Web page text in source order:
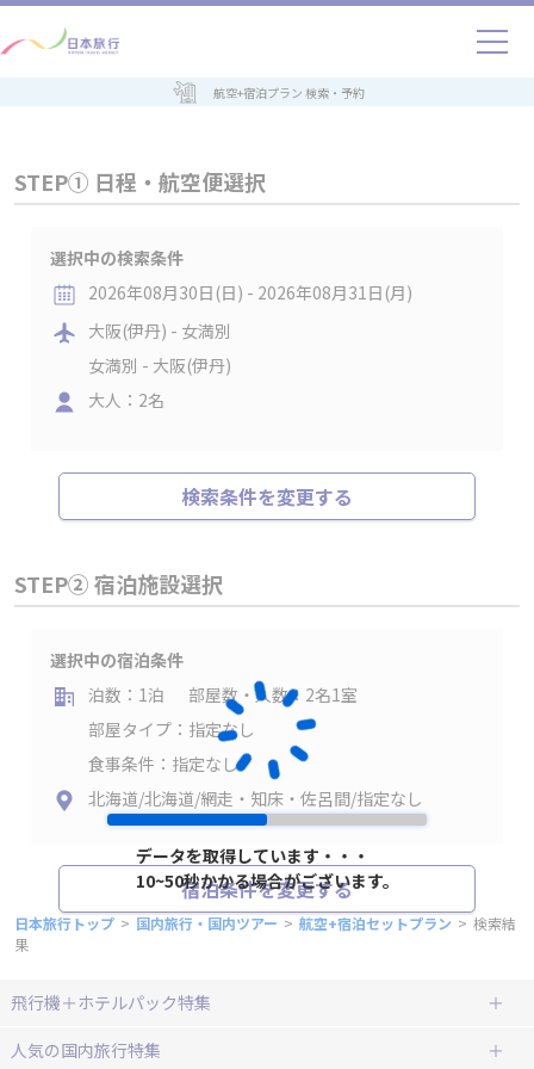
航空+宿泊プラン 検索・予約
データを取得しています・・・
10~50秒かかる場合がございます。
STEP① 日程・航空便選択
選択中の検索条件
2026年08月30日(日) - 2026年08月31日(月)
大阪(伊丹) - 女満別
女満別 - 大阪(伊丹)
大人：2名
検索条件を変更する
STEP② 宿泊施設選択
選択中の宿泊条件
泊数：1泊
部屋数・人数：2名1室
部屋タイプ：指定なし
食事条件：指定なし
北海道/北海道/網走・知床・佐呂間/指定なし
宿泊条件を変更する
日本旅行トップ > 国内旅行・国内ツアー > 航空+宿泊セットプラン > 検索結
果
飛行機＋ホテルパック特集
赤い風船ダイナミックパッケージ
ＪＡＬで行く飛行機+ホテルパック
人気の国内旅行特集